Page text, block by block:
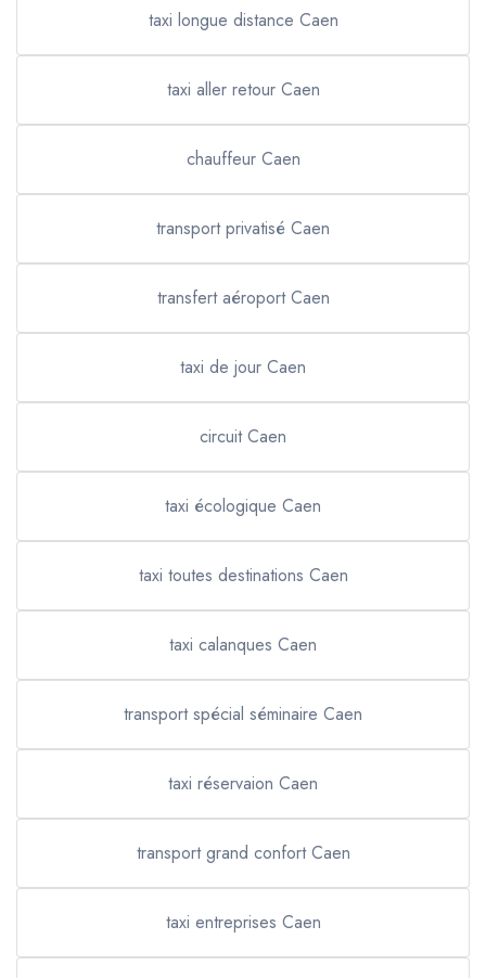
taxi longue distance Caen
taxi aller retour Caen
chauffeur Caen
transport privatisé Caen
transfert aéroport Caen
taxi de jour Caen
circuit Caen
taxi écologique Caen
taxi toutes destinations Caen
taxi calanques Caen
transport spécial séminaire Caen
taxi réservaion Caen
transport grand confort Caen
taxi entreprises Caen